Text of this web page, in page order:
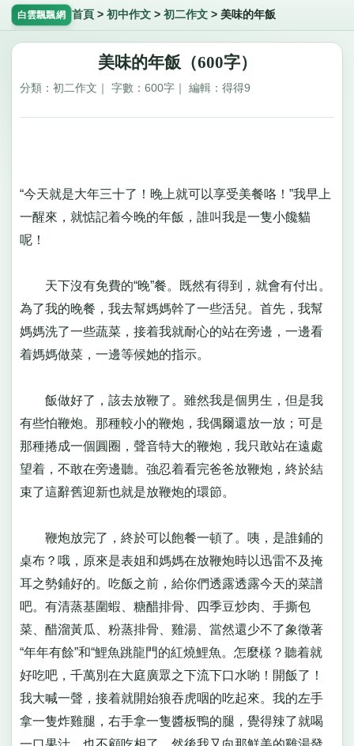
白雲飄飄網 首頁 > 初中作文> 初二作文> 美味的年飯
美味的年飯（600字）
分類：初二作文｜ 字數：600字｜ 編輯：得得9
“今天就是大年三十了！晚上就可以享受美餐咯！”我早上
一醒來，就惦記着今晚的年飯，誰叫我是一隻小饞貓
呢！
天下沒有免費的“晚”餐。既然有得到，就會有付出。
為了我的晚餐，我去幫媽媽幹了一些活兒。首先，我幫
媽媽洗了一些蔬菜，接着我就耐心的站在旁邊，一邊看
着媽媽做菜，一邊等候她的指示。
飯做好了，該去放鞭了。雖然我是個男生，但是我
有些怕鞭炮。那種較小的鞭炮，我偶爾還放一放；可是
那種捲成一個圓圈，聲音特大的鞭炮，我只敢站在遠處
望着，不敢在旁邊聽。強忍着看完爸爸放鞭炮，終於結
束了這辭舊迎新也就是放鞭炮的環節。
鞭炮放完了，終於可以飽餐一頓了。咦，是誰鋪的
桌布？哦，原來是表姐和媽媽在放鞭炮時以迅雷不及掩
耳之勢鋪好的。吃飯之前，給你們透露透露今天的菜譜
吧。有清蒸基圍蝦、糖醋排骨、四季豆炒肉、手撕包
菜、醋溜黃瓜、粉蒸排骨、雞湯、當然還少不了象徵著
“年年有餘”和“鯉魚跳龍門的紅燒鯉魚。怎麼樣？聽着就
好吃吧，千萬別在大庭廣眾之下流下口水喲！開飯了！
我大喊一聲，接着就開始狼吞虎咽的吃起來。我的左手
拿一隻炸雞腿，右手拿一隻醬板鴨的腿，覺得辣了就喝